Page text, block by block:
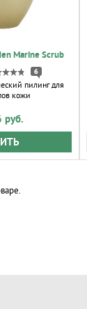
Marine Scrub
6
пилинг для
кожи
руб.